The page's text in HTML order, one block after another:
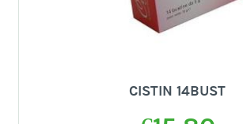
CISTIN 14BUST